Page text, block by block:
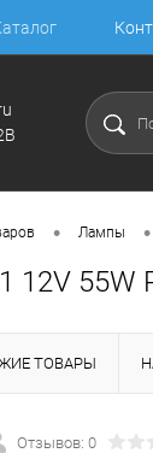
• Лампы •
12V 55W
ТОВАРЫ
Отзывов: 0